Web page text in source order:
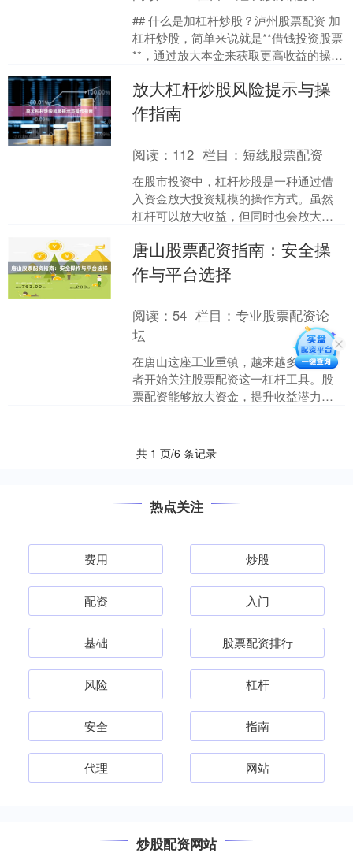
## 什么是加杠杆炒股？泸州股票配资 加
杠杆炒股，简单来说就是**借钱投资股票
**，通过放大本金来获取更高收益的操作
（保证金）....
放大杠杆炒股风险提示与操
作指南
阅读： 112 栏目： 短线股票配资
在股市投资中，杠杆炒股是一种通过借
入资金放大投资规模的操作方式。虽然
杠杆可以放大收益，但同时也会放大亏
险，并提供操作指南，帮助....
唐山股票配资指南：安全操
作与平台选择
阅读： 54 栏目：专业股票配资论
坛
在唐山这座工业重镇，越来越多的投资
者开始关注股票配资这一杠杆工具。股
票配资能够放大资金，提升收益潜力，
共 1 页/6 条记录
热点关注
费用 炒股
配资 入门
基础 股票配资排行
风险 杠杆
安全 指南
代理 网站
炒股配资网站